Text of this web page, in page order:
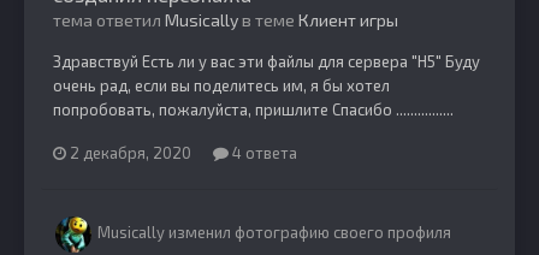
тема ответил Musicallyв теме Клиент игры
Здравствуй Есть ли у вас эти файлы для сервера "H5" Буду
очень рад, если вы поделитесь им, я бы хотел
попробовать, пожалуйста, пришлите Спасибо ................
2 декабря, 2020 4 ответа
Musically изменил фотографию своего профиля